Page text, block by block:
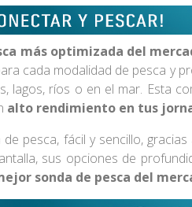
más optimizada del
cada modalidad de pesca y
lagos, ríos o en el mar. Esta
alto rendimiento en tus
pesca, fácil y sencillo,
sus opciones de
sonda de pesca del